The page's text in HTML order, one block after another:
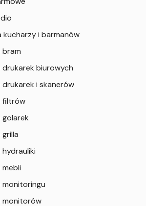
kucharzy i barmanów
bram
biurowych
i skanerów
filtrów
monitoringu
monitorów